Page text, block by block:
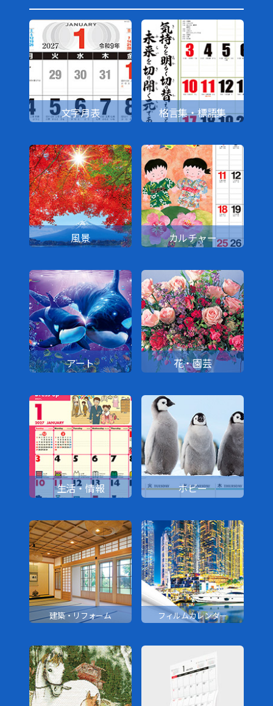
文字月表 格言集・標語集
風景 カルチャー
アート 花・園芸
生活・情報 ホビー
建築・リフォーム フィルムカレンダー